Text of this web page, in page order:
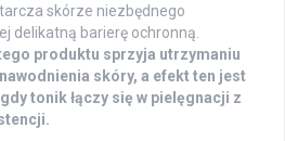
skórze niezbędnego
delikatną barierę ochronną.
produktu sprzyja utrzymaniu
skóry, a efekt ten jest
tonik łączy się w pielęgnacji z